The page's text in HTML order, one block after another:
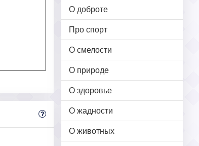
О доброте
Про спорт
О смелости
О природе
О здоровье
О жадности
О животных